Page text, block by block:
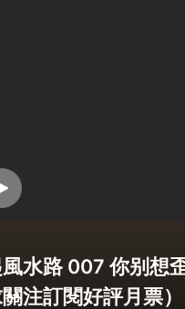
水路 007 你别想
注訂閱好評月票）